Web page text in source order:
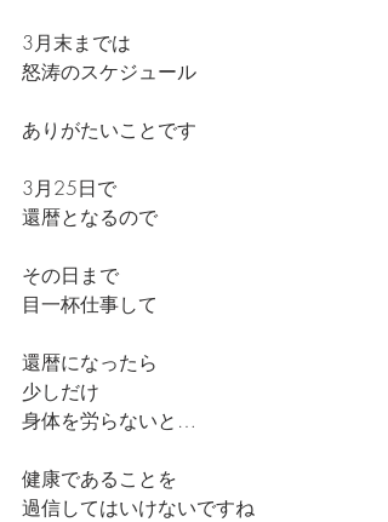
3月末までは
怒涛のスケジュール
ありがたいことです
3月25日で
還暦となるので
その日まで
目一杯仕事して
還暦になったら
少しだけ
身体を労らないと…
健康であることを
過信してはいけないですね